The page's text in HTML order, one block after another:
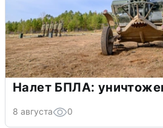
Налет БПЛА:
8 августа 0